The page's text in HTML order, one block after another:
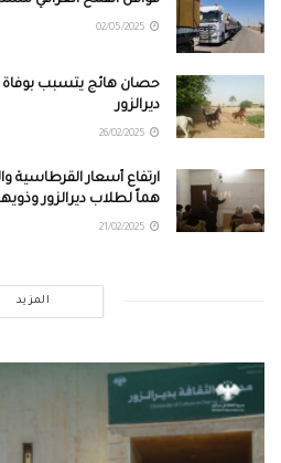
حصان هائج يتسبب بوفاة
ديرالزور
ارتفاع أسعار القرطاسية
هماً لطلاب ديرالزور
المزيد